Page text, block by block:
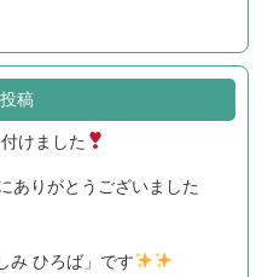
稿
けました
りがとうございました
み ひろば」です